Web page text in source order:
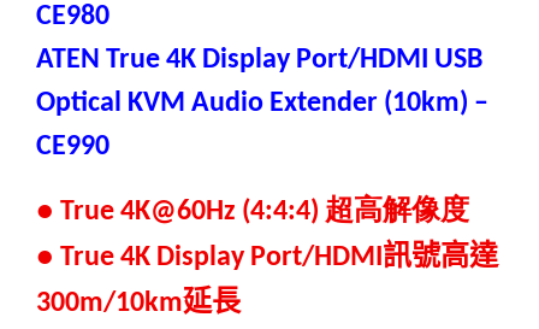
CE980
ATEN True 4K Display Port/HDMI USB
Optical KVM Audio Extender (10km) –
CE990
● True 4K@60Hz (4:4:4) 超高解像度
● True 4K Display Port/HDMI 訊號高達
300m/10km延長